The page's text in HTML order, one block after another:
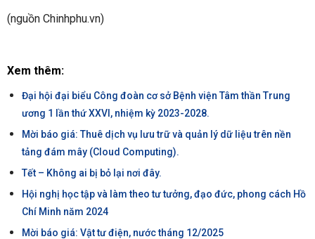
(nguồn Chinhphu.vn)
Xem thêm:
Đại hội đại biểu Công đoàn cơ sở Bệnh viện Tâm thần Trung
ương 1 lần thứ XXVI, nhiệm kỳ 2023-2028.
Mời báo giá: Thuê dịch vụ lưu trữ và quản lý dữ liệu trên nền
tảng đám mây (Cloud Computing).
Tết – Không ai bị bỏ lại nơi đây.
Hội nghị học tập và làm theo tư tưởng, đạo đức, phong cách Hồ
Chí Minh năm 2024
Mời báo giá: Vật tư điện, nước tháng 12/2025